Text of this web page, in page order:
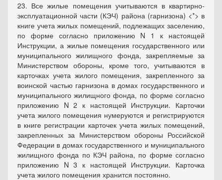
23. Все жилые помещения учитываются в квартирно-
эксплуатационной части (КЭЧ) района (гарнизона) <*> в
книге учета жилых помещений, подлежащих заселению,
по форме согласно приложению N 1 к настоящей
Инструкции, а жилые помещения государственного или
муниципального жилищного фонда, закрепляемые за
Министерством обороны, кроме того, учитываются в
карточках учета жилого помещения, закрепленного за
воинской частью гарнизона в домах государственного и
муниципального жилищного фонда, по форме согласно
приложению N 2 к настоящей Инструкции. Карточки
учета жилого помещения нумеруются и регистрируются
в книге регистрации карточек учета жилых помещений,
закрепленных за Министерством обороны Российской
Федерации в домах государственного и муниципального
жилищного фонда по КЭЧ района, по форме согласно
приложению N 3 к настоящей Инструкции. Карточка
учета жилого помещения хранится постоянно.